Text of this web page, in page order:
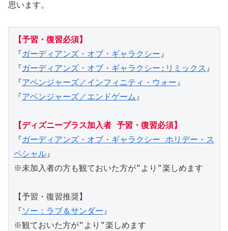
思います。
【予習・復習必須】
『ガーディアンズ・オブ・ギャラクシー』
『ガーディアンズ・オブ・ギャラクシー:リミックス 』
『アベンジャーズ／インフィニティ・ウォー』
『アベンジャーズ／エンドゲーム』
【ディズニープラス加入者 予習・復習必須】
『ガーディアンズ・オブ・ギャラクシー ホリデー・ス
ペシャル』
※未加入者の方も観ておいた方が"より"楽しめます
【予習・復習推奨】
『ソー：ラブ＆サンダー』
※観ておいた方が"より"楽しめます